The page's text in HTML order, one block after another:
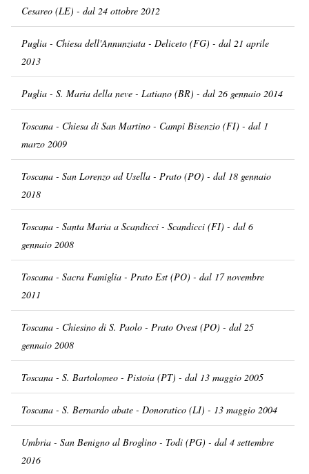
Cesareo (LE) - dal 24 ottobre 2012
Puglia - Chiesa dell'Annunziata - Deliceto (FG) - dal 21 aprile
2013
Puglia - S. Maria della neve - Latiano (BR) - dal 26 gennaio 2014
Toscana - Chiesa di San Martino - Campi Bisenzio (FI) - dal 1
marzo 2009
Toscana - San Lorenzo ad Usella - Prato (PO) - dal 18 gennaio
2018
Toscana - Santa Maria a Scandicci - Scandicci (FI) - dal 6
gennaio 2008
Toscana - Sacra Famiglia - Prato Est (PO) - dal 17 novembre
2011
Toscana - Chiesino di S. Paolo - Prato Ovest (PO) - dal 25
gennaio 2008
Toscana - S. Bartolomeo - Pistoia (PT) - dal 13 maggio 2005
Toscana - S. Bernardo abate - Donoratico (LI) - 13 maggio 2004
Umbria - San Benigno al Broglino - Todi (PG) - dal 4 settembre
2016